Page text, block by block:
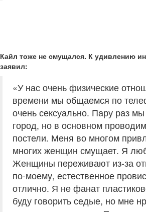
Кайл тоже не смущался. К удивлению
заявил:
«У нас очень физические
времени мы общаемся по
очень сексуально. Пару раз
город, но в основном
постели. Меня во многом
многих женщин смущает. Я
Женщины переживают из-за
по-моему, естественное
отлично. Я не фанат
буду говорить седые, но мне